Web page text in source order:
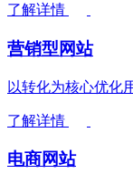
了解详情
营销型网站
以转化为核心优化
了解详情
电商网站